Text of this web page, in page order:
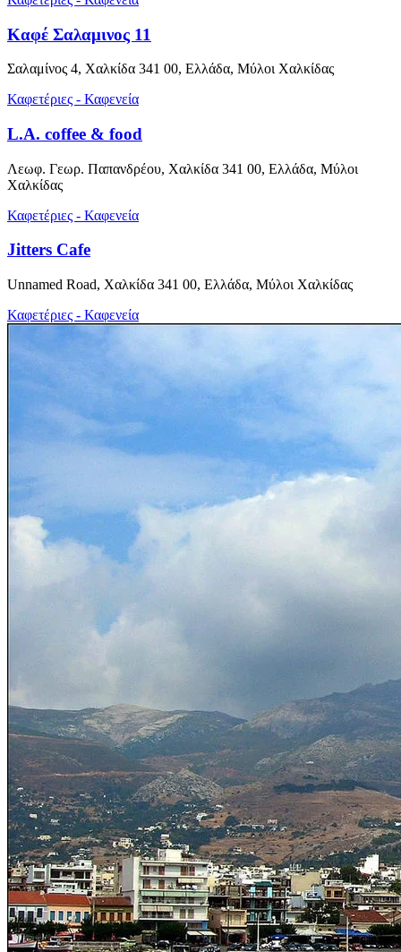
Καφέ Σαλαμινος 11
Σαλαμίνος 4, Χαλκίδα 341 00, Ελλάδα, Μύλοι Χαλκίδας
Καφετέριες - Καφενεία
L.A. coffee & food
Λεωφ. Γεωρ. Παπανδρέου, Χαλκίδα 341 00, Ελλάδα, Μύλοι
Χαλκίδας
Καφετέριες - Καφενεία
Jitters Cafe
Unnamed Road, Χαλκίδα 341 00, Ελλάδα, Μύλοι Χαλκίδας
Καφετέριες - Καφενεία